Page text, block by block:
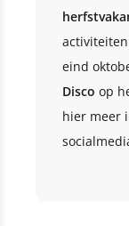
eind
Disco op
hier meer